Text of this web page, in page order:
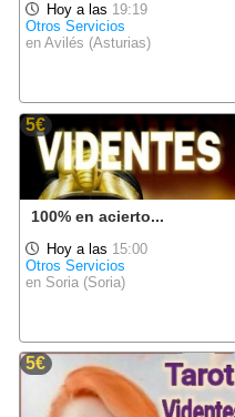
Hoy a las 19:19
Otros Servicios
en Avilés (Asturias)
5€
100% en acierto...
Hoy a las 15:00
Otros Servicios
en Soria (Soria)
5€